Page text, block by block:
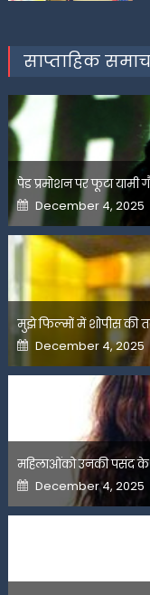
साप्ताहिक
पेड प्रमोशन पर फूटा यामी
Posted
on
December 4, 2025
मुझे फिल्मों में शोपीस की
Posted
on
December 4, 2025
महिलाओंको उनकी पसंद के
Posted
on
December 4, 2025